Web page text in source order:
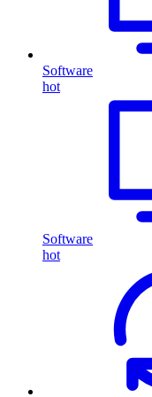
Software
hot
Software
hot